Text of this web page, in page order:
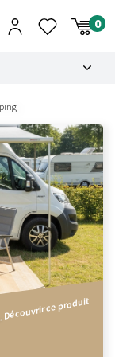
Découvrir ce produit